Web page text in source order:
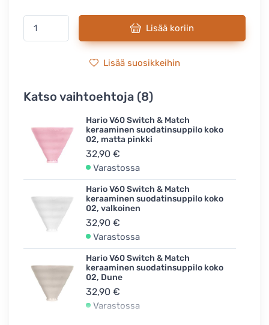
Lisää koriin
Lisää suosikkeihin
Katso vaihtoehtoja (8)
Hario V60 Switch & Match
keraaminen suodatinsuppilo koko
02, matta pinkki
32,90 €
Varastossa
Hario V60 Switch & Match
keraaminen suodatinsuppilo koko
02, valkoinen
32,90 €
Varastossa
Hario V60 Switch & Match
keraaminen suodatinsuppilo koko
02, Dune
32,90 €
Varastossa